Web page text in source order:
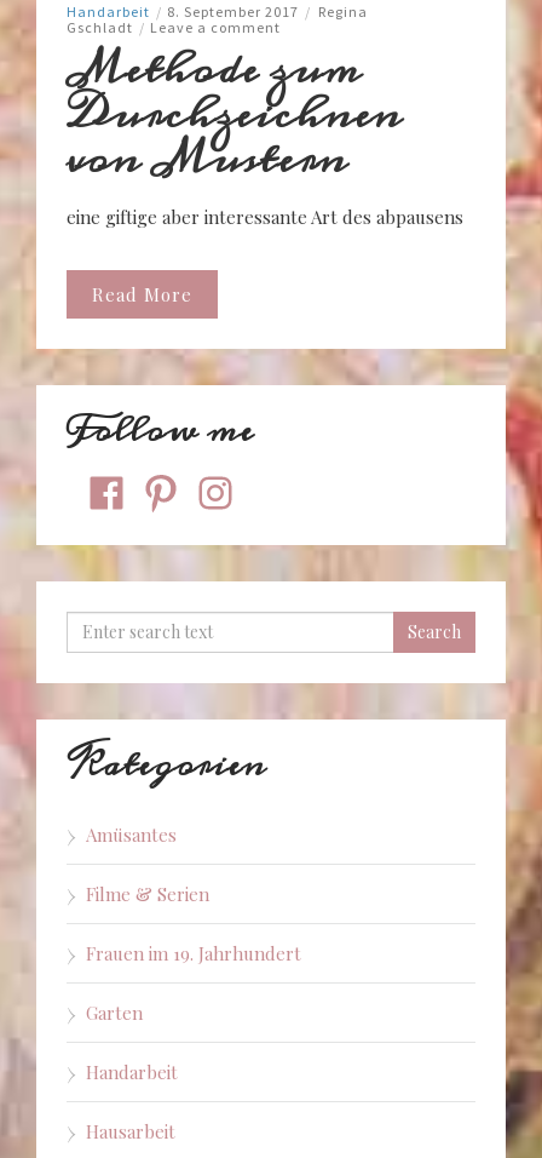
Handarbeit / 8. September 2017 / Regina
Gschladt / Leave a comment
Methode zum
Durchzeichnen
von Mustern
eine giftige aber interessante Art des abpausens
Read More
Follow me
facebookpinterestinstagram
Kategorien
Amüsantes
Filme & Serien
Frauen im 19. Jahrhundert
Garten
Handarbeit
Hausarbeit